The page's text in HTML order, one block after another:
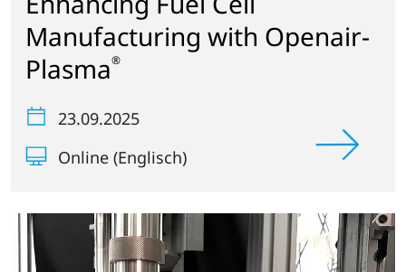
Manufacturing with Openair-
Plasma®
23.09.2025
Online (Englisch)